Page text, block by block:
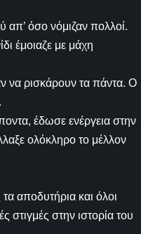
απ’ όσο νόμιζαν πολλοί.
έμοιαζε με μάχη
να ρισκάρουν τα πάντα. Ο
έδωσε ενέργεια στην
ολόκληρο το μέλλον
αποδυτήρια και όλοι
στιγμές στην ιστορία του